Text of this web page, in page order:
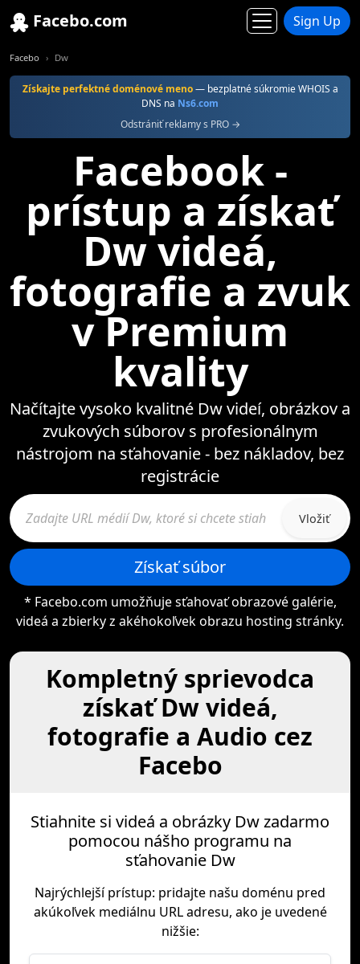
Facebo.com Sign Up
Facebo Dw
Získajte perfektné doménové meno— bezplatné súkromie WHOIS a
DNS na Ns6.com
Odstrániť reklamy s PRO →
Facebook -
prístup a získať
Dw videá,
fotografie a zvuk
v Premium
kvality
Načítajte vysoko kvalitné Dw videí, obrázkov a
zvukových súborov s profesionálnym
nástrojom na sťahovanie - bez nákladov, bez
registrácie
Vložiť
Získať súbor
* Facebo.com umožňuje sťahovať obrazové galérie,
videá a zbierky z akéhokoľvek obrazu hosting stránky.
Kompletný sprievodca
získať Dw videá,
fotografie a Audio cez
Facebo
Stiahnite si videá a obrázky Dw zadarmo
pomocou nášho programu na
sťahovanie Dw
Najrýchlejší prístup: pridajte našu doménu pred
akúkoľvek mediálnu URL adresu, ako je uvedené
nižšie: